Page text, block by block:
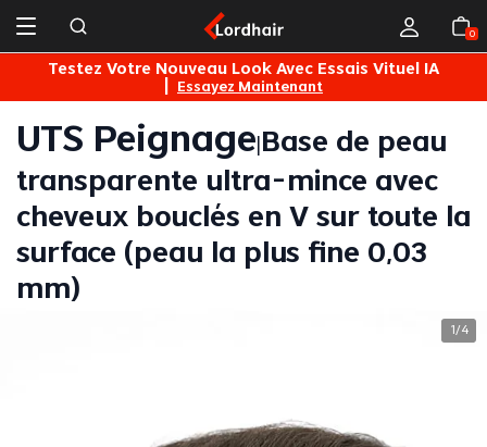
0
Testez Votre Nouveau Look Avec Essais Vituel IA
Essayez Maintenant
UTS Peignage Base de peau
transparente ultra-mince avec
cheveux bouclés en V sur toute la
surface (peau la plus fine 0,03
mm)
1/4